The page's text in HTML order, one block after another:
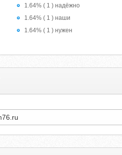
1.64% ( 1 ) надёжно
1.64% ( 1 ) наши
1.64% ( 1 ) нужен